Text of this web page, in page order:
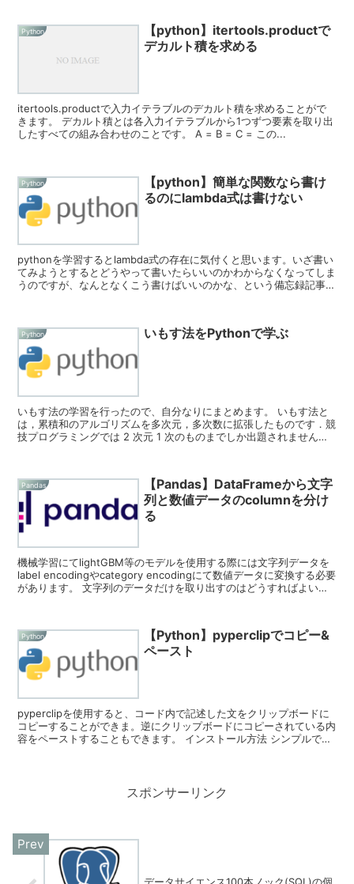
Python
【python】itertools.productで
デカルト積を求める
itertools.productで入力イテラブルのデカルト積を求めることがで
きます。 デカルト積とは各入力イテラブルから1つずつ要素を取り出
したすべての組み合わせのことです。 A = B = C = この...
Python
【python】簡単な関数なら書け
るのにlambda式は書けない
pythonを学習するとlambda式の存在に気付くと思います。いざ書い
てみようとするとどうやって書いたらいいのかわからなくなってしま
うのですが、なんとなくこう書けばいいのかな、という備忘録記事で
Python いもす法をPythonで学ぶ
いもす法の学習を行ったので、自分なりにまとめます。 いもす法と
は，累積和のアルゴリズムを多次元，多次数に拡張したものです．競
技プログラミングでは 2 次元 1 次のものまでしか出題されません
Pandas
【Pandas】DataFrameから文字
列と数値データのcolumnを分け
る
機械学習にてlightGBM等のモデルを使用する際には文字列データを
label encodingやcategory encodingにて数値データに変換する必要
があります。 文字列のデータだけを取り出すのはどうすればよいの
Python
【Python】pyperclipでコピー&
ペースト
pyperclipを使用すると、コード内で記述した文をクリップボードに
コピーすることができま。逆にクリップボードにコピーされている内
容をペーストすることもできます。 インストール方法 シンプルで
スポンサーリンク